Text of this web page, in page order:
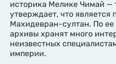
историка Мелике Чимай —
утверждает, что является
Махидевран-султан. По
архивы хранят много
неизвестных
империи.